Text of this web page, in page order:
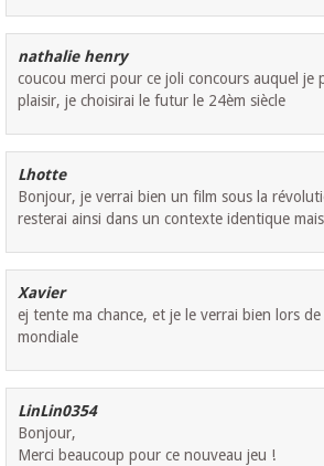
nathalie henry
coucou merci pour ce joli concours auquel je
plaisir, je choisirai le futur le 24èm siècle
Lhotte
Bonjour, je verrai bien un film sous la
resterai ainsi dans un contexte identique
Xavier
ej tente ma chance, et je le verrai bien lors
mondiale
LinLin0354
Bonjour,
Merci beaucoup pour ce nouveau jeu !